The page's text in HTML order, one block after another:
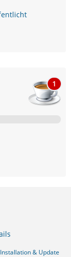
1
& Update